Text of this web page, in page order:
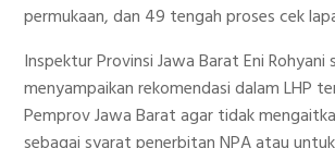
permukaan, dan 49 tengah proses cek
Inspektur Provinsi Jawa Barat Eni Rohyani
menyampaikan rekomendasi dalam LHP
Pemprov Jawa Barat agar tidak